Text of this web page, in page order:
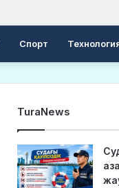
Спорт
TuraNews